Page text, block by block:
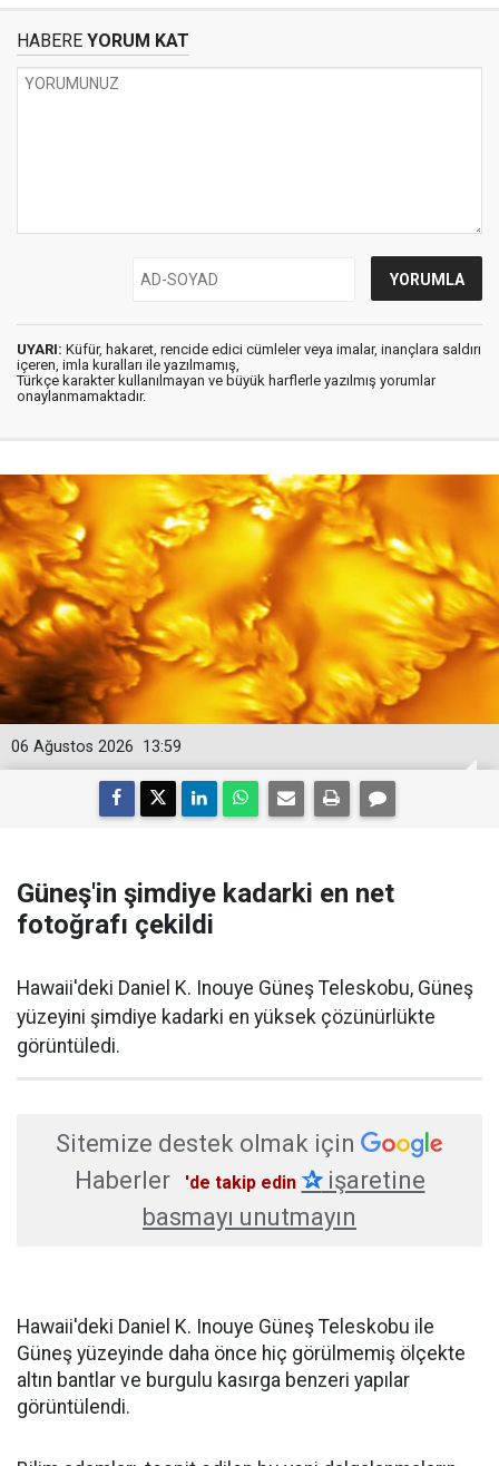
HABERE YORUM KAT
UYARI: Küfür, hakaret, rencide edici cümleler veya imalar, inançlara saldırı
içeren, imla kuralları ile yazılmamış,
Türkçe karakter kullanılmayan ve büyük harflerle yazılmış yorumlar
onaylanmamaktadır.
13:59
06 Ağustos 2026
Güneş'in şimdiye kadarki en net
fotoğrafı çekildi
Hawaii'deki Daniel K. Inouye Güneş Teleskobu, Güneş
yüzeyini şimdiye kadarki en yüksek çözünürlükte
görüntüledi.
Sitemize destek olmak için
Haberler
'de takip edin ✰işaretine
basmayı unutmayın
Hawaii'deki Daniel K. Inouye Güneş Teleskobu ile
Güneş yüzeyinde daha önce hiç görülmemiş ölçekte
altın bantlar ve burgulu kasırga benzeri yapılar
görüntülendi.